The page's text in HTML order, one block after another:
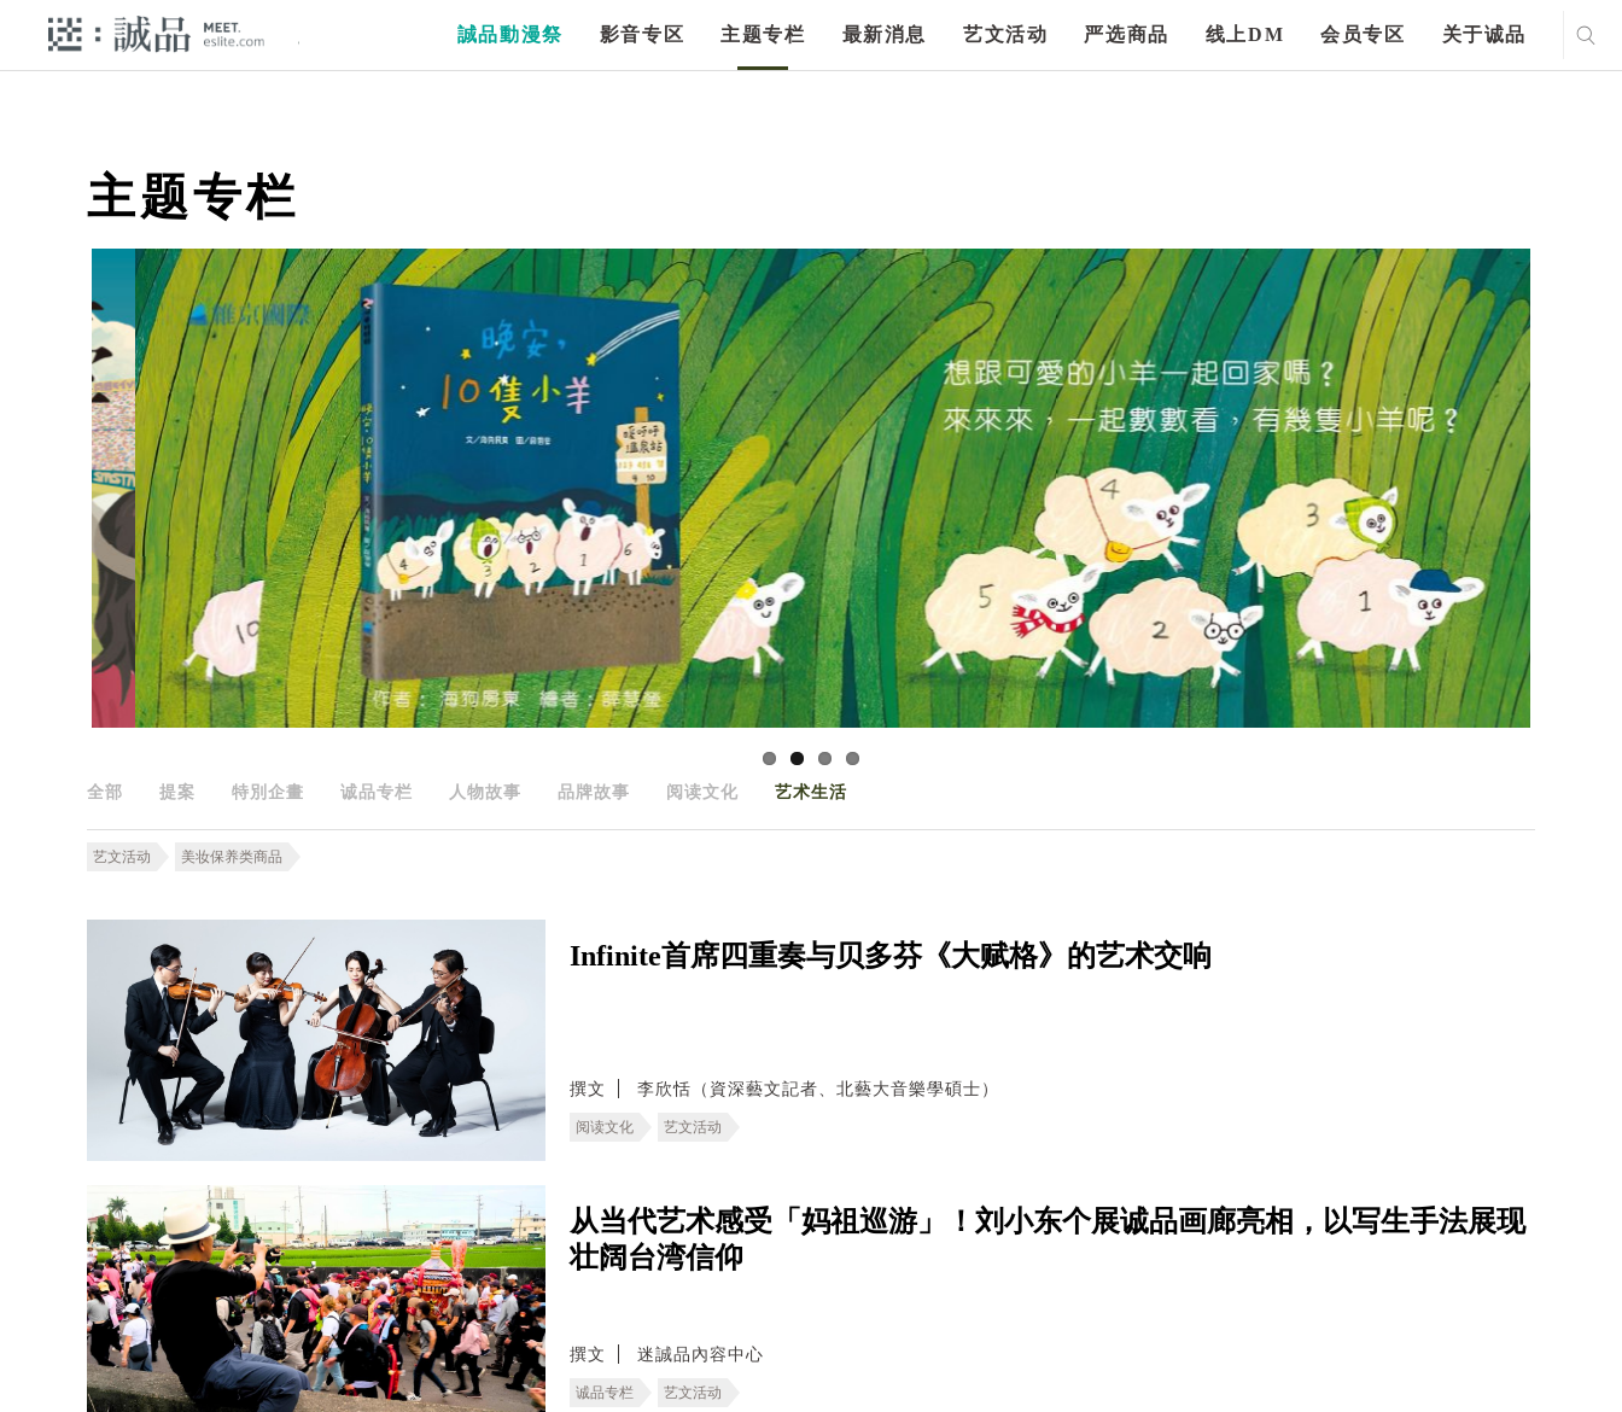
誠品動漫祭 影音专区 主题专栏 最新消息 艺文活动 严选商品 线上DM 会员专区 关于诚品
主题专栏
全部 提案 特別企畫 诚品专栏 人物故事 品牌故事 阅读文化 艺术生活
艺文活动 美妆保养类商品
Infinite首席四重奏与贝多芬《大赋格》的艺术交响
撰文 李欣恬（資深藝文記者、北藝大音樂學碩士）
阅读文化 艺文活动
从当代艺术感受「妈祖巡游」！刘小东个展诚品画廊亮相，以写生手法展现
壮阔台湾信仰
撰文 迷誠品內容中心
诚品专栏 艺文活动